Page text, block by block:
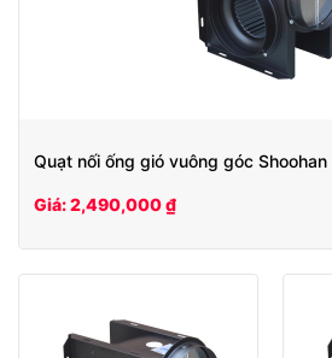
Quạt nối ống gió vuông góc Shoohan
Giá: 2,490,000 ₫